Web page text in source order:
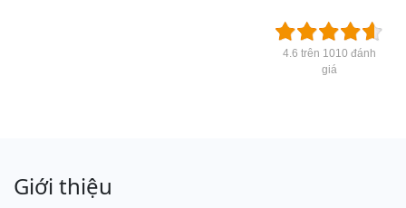
4.6 trên 1010 đánh
giá
Giới thiệu